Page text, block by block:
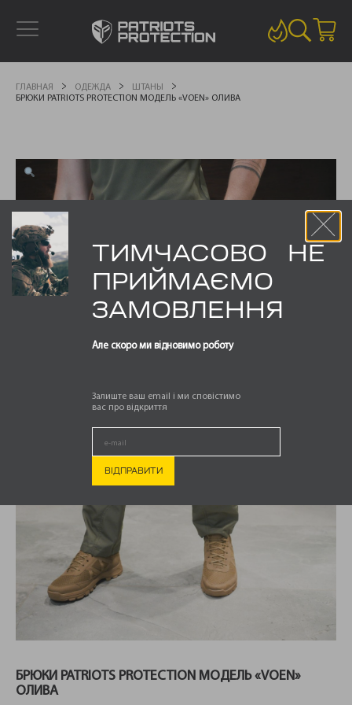
ГЛАВНАЯ ОДЕЖДА
ШТАНЫ
БРЮКИ PATRIOTS PROTECTION МОДЕЛЬ «VOEN» ОЛИВА
БРЮКИ PATRIOTS PROTECTION МОДЕЛЬ «VOEN»
ОЛИВА
ТИМЧАСОВО НЕ
ПРИЙМАЄМО
ЗАМОВЛЕННЯ
Але скоро ми відновимо роботу
Залиште ваш email і ми сповістимо
вас про відкриття